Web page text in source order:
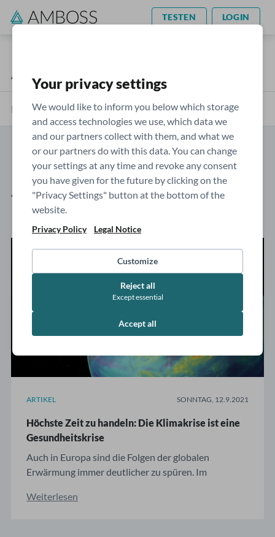
Your privacy settings
We would like to inform you below which storage
and access technologies we use, which data we
and our partners collect with them, and what we
or our partners do with this data. You can change
your settings at any time and revoke any consent
you have given for the future by clicking on the
"Privacy Settings" button at the bottom of the
website.
Privacy Policy Legal Notice
Customize
Reject all
Except essential
Accept all
TESTEN LOGIN
AMBOSS Blog
Kategorien
Beiträge von: Judith Mohren,
Alexa Schaegner
ARTIKEL SONNTAG, 12.9.2021
Höchste Zeit zu handeln: Die Klimakrise ist eine
Gesundheitskrise
Auch in Europa sind die Folgen der globalen
Erwärmung immer deutlicher zu spüren. Im
kommunizieren: Der Klimawandel bedroht unsere
Weiterlesen